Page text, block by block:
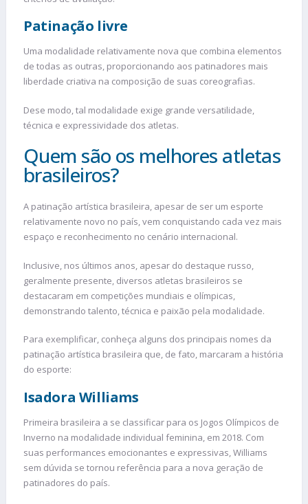
Patinação livre
Uma modalidade relativamente nova que combina elementos
de todas as outras, proporcionando aos patinadores mais
liberdade criativa na composição de suas coreografias.
Dese modo, tal modalidade exige grande versatilidade,
técnica e expressividade dos atletas.
Quem são os melhores atletas
brasileiros?
A patinação artística brasileira, apesar de ser um esporte
relativamente novo no país, vem conquistando cada vez mais
espaço e reconhecimento no cenário internacional.
Inclusive, nos últimos anos, apesar do destaque russo,
geralmente presente, diversos atletas brasileiros se
destacaram em competições mundiais e olímpicas,
demonstrando talento, técnica e paixão pela modalidade.
Para exemplificar, conheça alguns dos principais nomes da
patinação artística brasileira que, de fato, marcaram a história
do esporte:
Isadora Williams
Primeira brasileira a se classificar para os Jogos Olímpicos de
Inverno na modalidade individual feminina, em 2018. Com
suas performances emocionantes e expressivas, Williams
sem dúvida se tornou referência para a nova geração de
patinadores do país.